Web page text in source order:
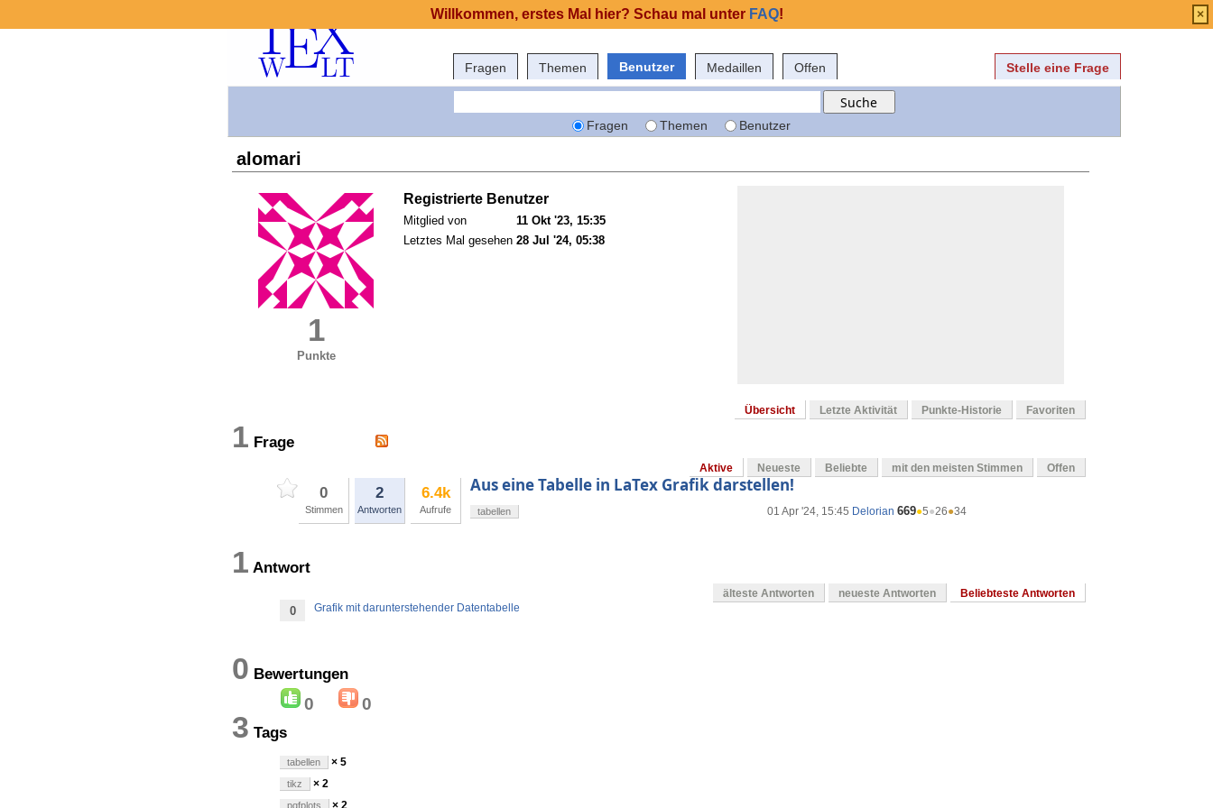
Fragen Themen Benutzer Medaillen Offen Stelle eine Frage
Fragen Themen Benutzer
alomari
1
Punkte
Registrierte Benutzer
Mitglied von
11 Okt '23, 15:35
Letztes Mal gesehen 28 Jul '24, 05:38
Übersicht Letzte Aktivität Punkte-Historie Favoriten
1 Frage
Aktive Neueste Beliebte mit den meisten Stimmen Offen
0
Stimmen
2
Antworten
6.4k
Aufrufe
Aus eine Tabelle in LaTex Grafik darstellen!
01 Apr '24, 15:45 Delorian 669●5●26●34
tabellen
1 Antwort
älteste Antworten neueste Antworten Beliebteste Antworten
0 Grafik mit darunterstehender Datentabelle
0 Bewertungen
0 0
3 Tags
tabellen × 5
tikz × 2
pgfplots
Willkommen, erstes Mal hier? Schau mal unter FAQ! ×